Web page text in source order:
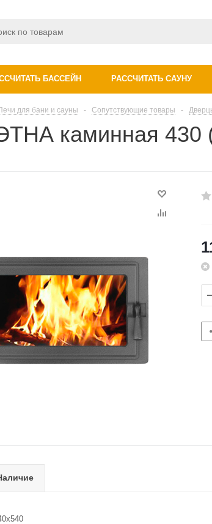
БАССЕЙН РАССЧИТАТЬ САУНУ
для бани и сауны - Сопутствующие товары -
каминная 430